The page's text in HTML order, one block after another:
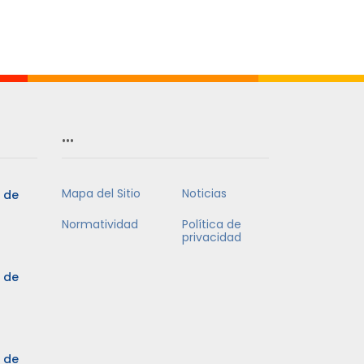
de
de
de
…
Mapa del Sitio
Noticias
Normatividad
Política de
privacidad